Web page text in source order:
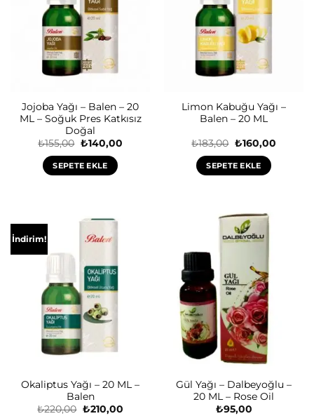
Jojoba Yağı – Balen – 20
ML – Soğuk Pres Katkısız
Doğal
₺155,00 Orijinal
₺155,00.
₺140,00Şu
SEPETE EKLE
Limon Kabuğu Yağı –
Balen – 20 ML
₺183,00 Orijinal
₺183,00.
₺160,00Şu
SEPETE EKLE
İndirim!
Okaliptus Yağı – 20 ML –
Balen
₺220,00 Orijinal
₺210,00Şu
Gül Yağı – Dalbeyoğlu –
20 ML – Rose Oil
₺95,00